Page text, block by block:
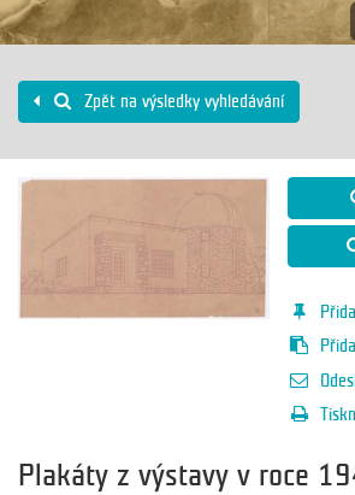
Zpět na výsledky vyhledávání
Plakáty z výstavy v roce